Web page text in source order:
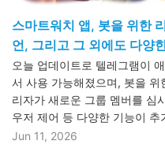
스마트워치 앱, 봇을 위한
언, 그리고 그 외에도 다양
오늘 업데이트로 텔레그램이
서 사용 가능해졌으며, 봇을
리자가 새로운 그룹 멤버를 심
우저 제어 등 다양한 기능이 추
Jun 11, 2026